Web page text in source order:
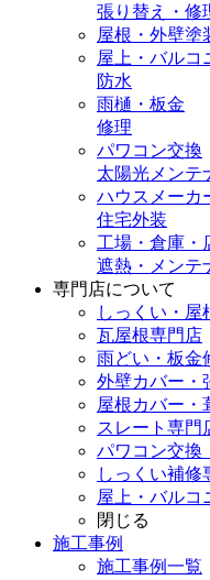
張り替え・修
屋根・外壁塗
屋上・バルコ
防水
雨樋・板金
修理
パワコン交換
太陽光メンテ
ハウスメーカ
住宅外装
工場・倉庫・
遮熱・メンテ
専門店について
しっくい・屋
瓦屋根専門店
雨どい・板金
外壁カバー・
屋根カバー・
スレート専門
パワコン交換
しっくい補修
屋上・バルコ
閉じる
施工事例
施工事例一覧